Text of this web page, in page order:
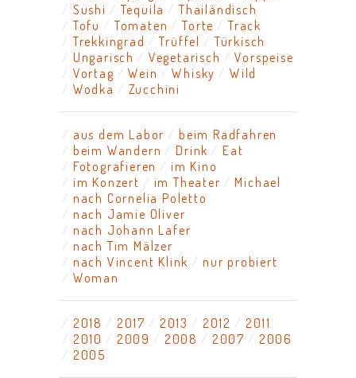
Sushi
Tequila
Thailändisch
Tofu
Tomaten Torte
Track
Trekkingrad
Trüffel
Türkisch
Ungarisch
Vegetarisch
Vorspeise
Vortag
Wein Whisky
Wild
Wodka
Zucchini
aus dem Labor
beim Radfahren
beim Wandern
Drink
Eat
Fotografieren
im Kino
im Konzert
im Theater
Michael
nach Cornelia Poletto
nach Jamie Oliver
nach Johann Lafer
nach Tim Mälzer
nach Vincent Klink
nur probiert
Woman
2018 2017 2013 2012
2011
2010
2009 2008 2007
2006
2005